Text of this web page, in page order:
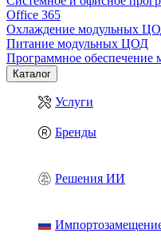
Office 365
Охлаждение модульных
Питание модульных ЦОД
Программное
Каталог
Услуги
Бренды
Решения ИИ